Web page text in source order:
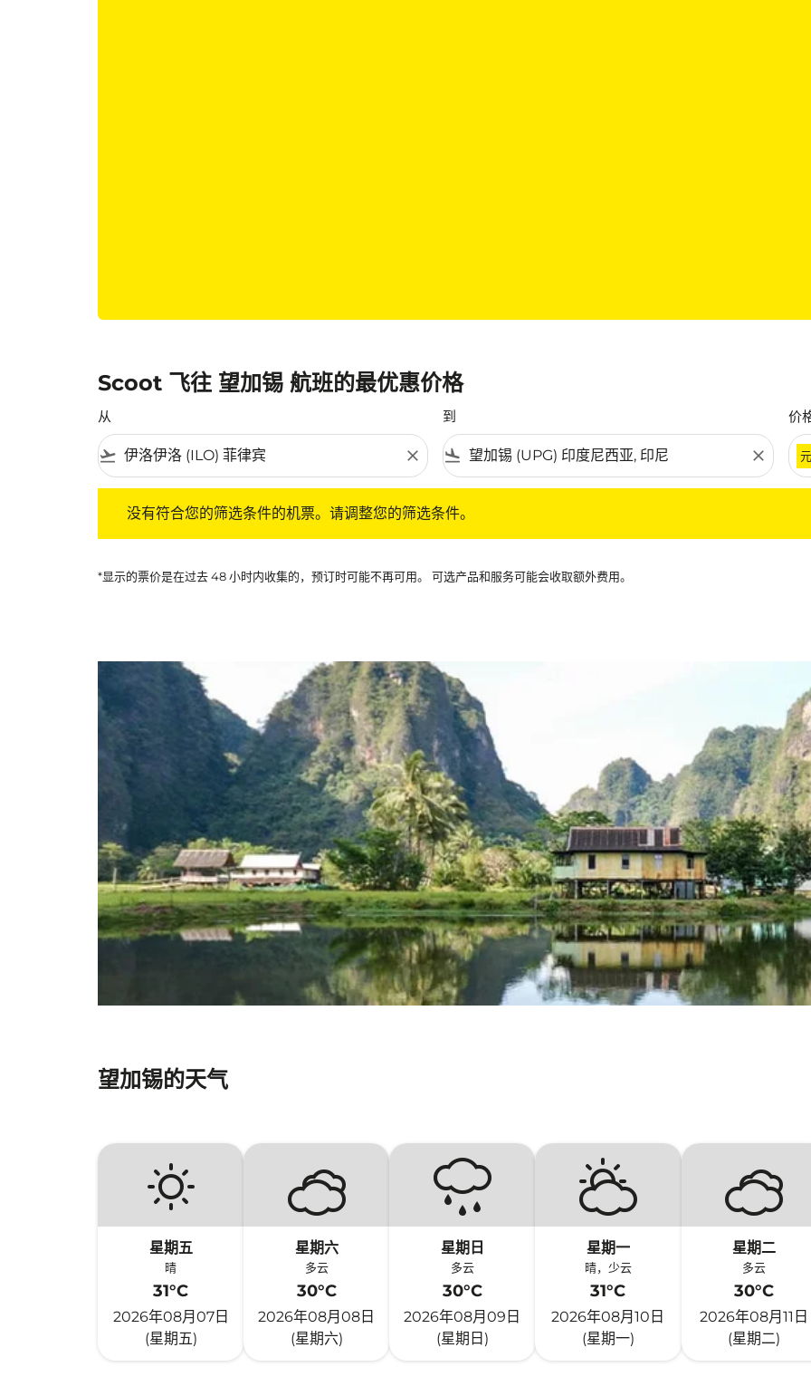
Scoot 飞往 望加锡 航班的最优惠价格
从
flight_takeoff close
到
flight_land close
价
元
没有符合您的筛选条件的机票。请调整您的筛选条件。
*显示的票价是在过去 48 小时内收集的，预订时可能不再可用。 可选产品和服务可能会收取额外费用。
望加锡的天气
星期五
晴
31°C
2026年08月07日
(星期五)
星期六
多云
30°C
2026年08月08日
(星期六)
星期日
多云
30°C
2026年08月09日
(星期日)
星期一
晴，少云
31°C
2026年08月10日
(星期一)
星期二
多云
30°C
2026年08月11日
(星期二)